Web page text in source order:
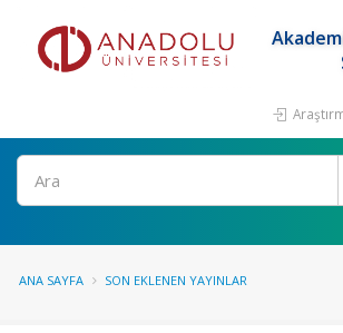
Ara
ANA SAYFA SON EKLENEN YAYINLAR